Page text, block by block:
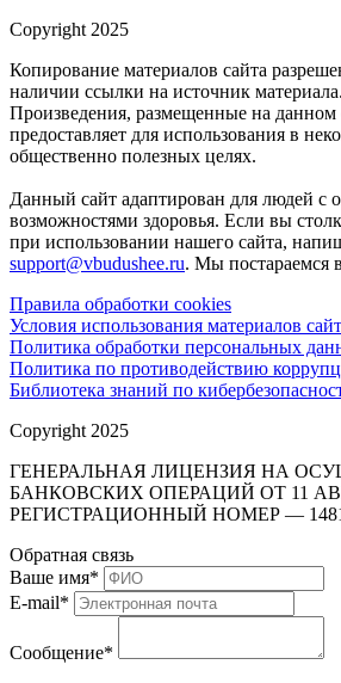
Copyright 2025
Копирование материалов сайта
наличии ссылки на источник материала.
Произведения, размещенные на
предоставляет для использования в
общественно полезных целях.
Данный сайт адаптирован для людей с
возможностями здоровья. Если вы
при использовании нашего сайта,
support@vbudushee.ru. Мы постараемся
Правила обработки cookies
Условия использования материалов
Политика обработки персональных
Политика по противодействию
Библиотека знаний по
Copyright 2025
ГЕНЕРАЛЬНАЯ ЛИЦЕНЗИЯ НА
БАНКОВСКИХ ОПЕРАЦИЙ ОТ 11
РЕГИСТРАЦИОННЫЙ НОМЕР —
Обратная связь
Ваше имя*
E-mail*
Сообщение*